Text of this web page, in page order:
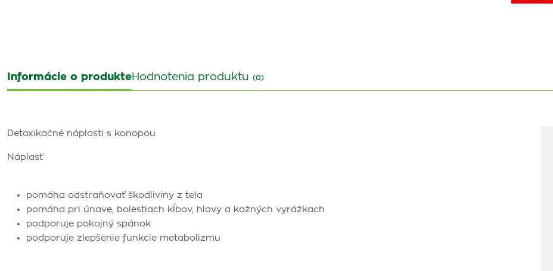
Informácie o produkteHodnotenia produktu (0)
Detoxikačné náplasti s konopou
Náplasť
pomáha odstraňovať škodliviny z tela
pomáha pri únave, bolestiach kĺbov, hlavy a kožných vyrážkach
podporuje pokojný spánok
podporuje zlepšenie funkcie metabolizmu